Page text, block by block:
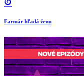
Farmár hľadá ženu